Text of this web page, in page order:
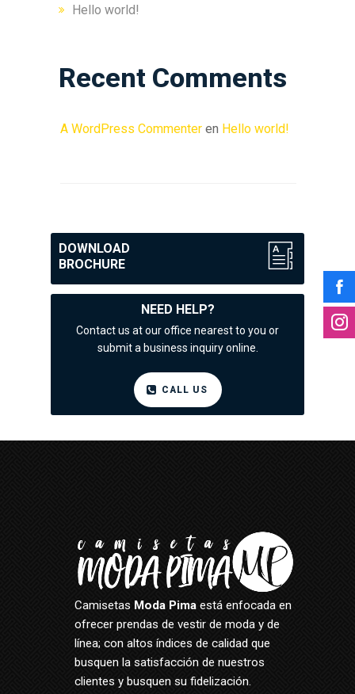
Hello world!
Recent Comments
A WordPress Commenter en Hello world!
DOWNLOAD
BROCHURE
NEED HELP?
Contact us at our office nearest to you or
submit a business inquiry online.
CALL US
Camisetas Moda Pima está enfocada en
ofrecer prendas de vestir de moda y de
línea; con altos índices de calidad que
busquen la satisfacción de nuestros
clientes y busquen su fidelización.